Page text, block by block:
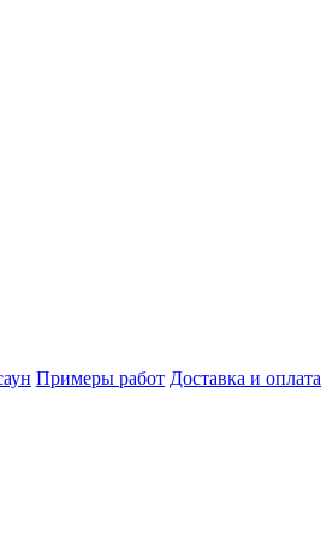
Примеры работ Доставка и оплата